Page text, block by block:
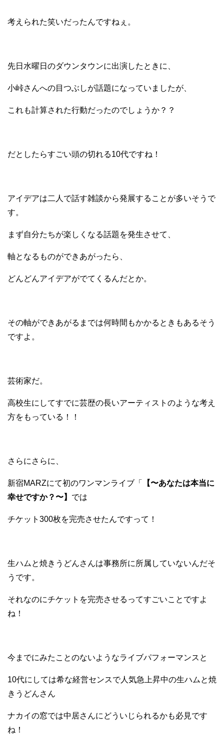
考えられた笑いだったんですねぇ。
先日水曜日のダウンタウンに出演したときに、
小峠さんへの目つぶしが話題になっていましたが、
これも計算された行動だったのでしょうか？？
だとしたらすごい頭の切れる10代ですね！
アイデアは二人で話す雑談から発展することが多いそうで
す。
まず自分たちが楽しくなる話題を発生させて、
軸となるものができあがったら、
どんどんアイデアがでてくるんだとか。
その軸ができあがるまでは何時間もかかるときもあるそう
ですよ。
芸術家だ。
高校生にしてすでに芸歴の長いアーティストのような考え
方をもっている！！
さらにさらに、
新宿MARZにて初のワンマンライブ「
【〜あなたは本当に
幸せですか？〜】 では
チケット300枚を完売させたんですって！
生ハムと焼きうどんさんは事務所に所属していないんだそ
うです。
それなのにチケットを完売させるってすごいことですよ
ね！
今までにみたことのないようなライブパフォーマンスと
10代にしては希な経営センスで人気急上昇中の生ハムと焼
きうどんさん
ナカイの窓では中居さんにどういじられるかも必見です
ね！